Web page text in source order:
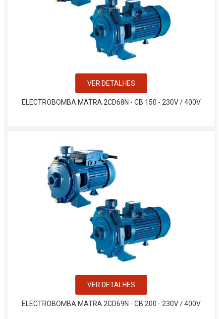
VER DETALHES
ELECTROBOMBA MATRA 2CD68N - CB 150 - 230V / 400V
VER DETALHES
ELECTROBOMBA MATRA 2CD69N - CB 200 - 230V / 400V